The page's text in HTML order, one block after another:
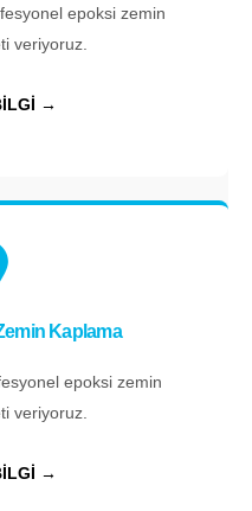
epoksi zemin
veriyoruz.
→
Kaplama
epoksi zemin
veriyoruz.
→